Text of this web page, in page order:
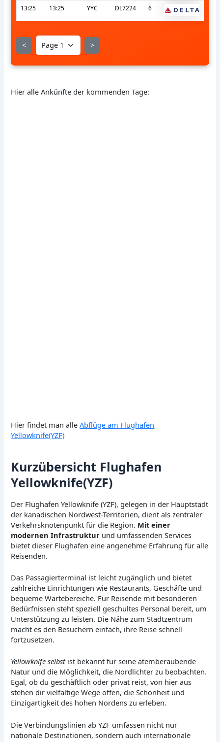
13:25 13:25 YYC DL7224 6
< >
Hier alle Ankünfte der kommenden Tage:
Hier findet man alleAbflüge am Flughafen
Yellowknife(YZF)
Kurzübersicht Flughafen
Yellowknife(YZF)
Der Flughafen Yellowknife (YZF), gelegen in der Hauptstadt
der kanadischen Nordwest-Territorien, dient als zentraler
Verkehrsknotenpunkt für die Region. Mit einer
modernen Infrastruktur und umfassenden Services
bietet dieser Flughafen eine angenehme Erfahrung für alle
Reisenden.
Das Passagierterminal ist leicht zugänglich und bietet
zahlreiche Einrichtungen wie Restaurants, Geschäfte und
bequeme Wartebereiche. Für Reisende mit besonderen
Bedürfnissen steht speziell geschultes Personal bereit, um
Unterstützung zu leisten. Die Nähe zum Stadtzentrum
macht es den Besuchern einfach, ihre Reise schnell
fortzusetzen.
Yellowknife selbstist bekannt für seine atemberaubende
Natur und die Möglichkeit, die Nordlichter zu beobachten.
Egal, ob du geschäftlich oder privat reist, von hier aus
stehen dir vielfältige Wege offen, die Schönheit und
Einzigartigkeit des hohen Nordens zu erleben.
Die Verbindungslinien ab YZF umfassen nicht nur
nationale Destinationen, sondern auch internationale